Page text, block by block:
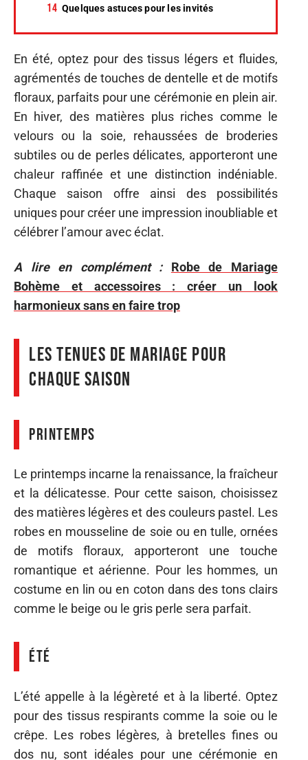
Quelques astuces pour les invités
En été, optez pour des tissus légers et fluides,
agrémentés de touches de dentelle et de motifs
floraux, parfaits pour une cérémonie en plein air.
En hiver, des matières plus riches comme le
velours ou la soie, rehaussées de broderies
subtiles ou de perles délicates, apporteront une
chaleur raffinée et une distinction indéniable.
Chaque saison offre ainsi des possibilités
uniques pour créer une impression inoubliable et
célébrer l’amour avec éclat.
A lire en complément :
Robe de Mariage
Bohème et accessoires : créer un look
harmonieux sans en faire trop
Les tenues de mariage pour
chaque saison
Printemps
Le printemps incarne la renaissance, la fraîcheur
et la délicatesse. Pour cette saison, choisissez
des matières légères et des couleurs pastel. Les
robes en mousseline de soie ou en tulle, ornées
de motifs floraux, apporteront une touche
romantique et aérienne. Pour les hommes, un
costume en lin ou en coton dans des tons clairs
comme le beige ou le gris perle sera parfait.
Été
L’été appelle à la légèreté et à la liberté. Optez
pour des tissus respirants comme la soie ou le
crêpe. Les robes légères, à bretelles fines ou
dos nu, sont idéales pour une cérémonie en